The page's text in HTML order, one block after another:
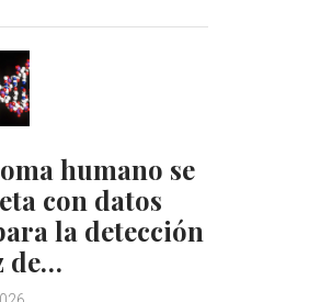
humano se
con datos
la detección
de…